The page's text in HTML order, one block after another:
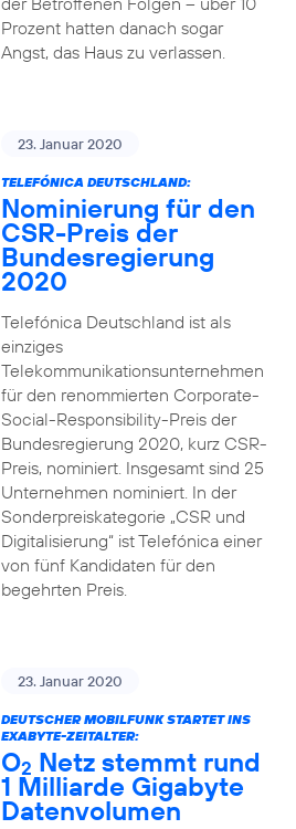
Prozent hatten danach sogar
Angst, das Haus zu verlassen.
23. Januar 2020
TELEFÓNICA DEUTSCHLAND:
Nominierung für den
CSR-Preis der
Bundesregierung
2020
Telefónica Deutschland ist als
einziges
Telekommunikationsunternehmen
für den renommierten Corporate-
Social-Responsibility-Preis der
Bundesregierung 2020, kurz CSR-
Preis, nominiert. Insgesamt sind 25
Unternehmen nominiert. In der
Sonderpreiskategorie „CSR und
Digitalisierung“ ist Telefónica einer
von fünf Kandidaten für den
begehrten Preis.
23. Januar 2020
DEUTSCHER MOBILFUNK STARTET INS
EXABYTE-ZEITALTER:
O2 Netz stemmt rund
1 Milliarde Gigabyte
Datenvolumen